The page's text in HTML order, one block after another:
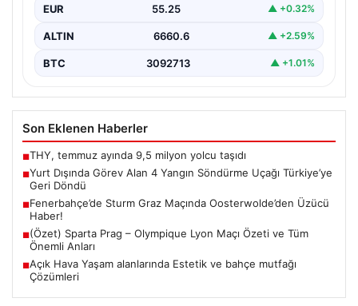
EUR 55.25 ▲ +0.32%
ALTIN 6660.6 ▲ +2.59%
BTC 3092713 ▲ +1.01%
Son Eklenen Haberler
■THY, temmuz ayında 9,5 milyon yolcu taşıdı
■Yurt Dışında Görev Alan 4 Yangın Söndürme Uçağı Türkiye’ye
Geri Döndü
■Fenerbahçe’de Sturm Graz Maçında Oosterwolde’den Üzücü
Haber!
■(Özet) Sparta Prag – Olympique Lyon Maçı Özeti ve Tüm
Önemli Anları
■Açık Hava Yaşam alanlarında Estetik ve bahçe mutfağı
Çözümleri